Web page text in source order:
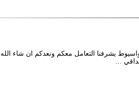
واسيوط يشرفنا التعامل معكم ونعدكم ان شاء
…